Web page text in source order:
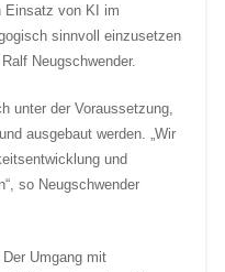
Einsatz von KI im
sinnvoll einzusetzen
Neugschwender.
unter der Voraussetzung,
ausgebaut werden. „Wir
und
so Neugschwender
Umgang mit